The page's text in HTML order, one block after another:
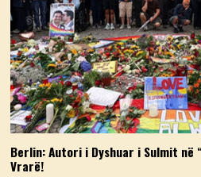
Berlin: Autori i Dyshuar i Sulmit në
Vrarë!